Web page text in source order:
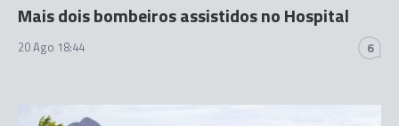
Mais dois bombeiros assistidos no Hospital
20 Ago 18:44 6